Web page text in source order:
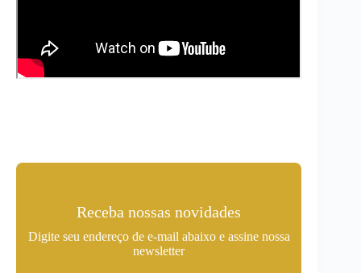
Receba nossas novidades
Digite seu endereço de e-mail abaixo e assine nossa
newsletter